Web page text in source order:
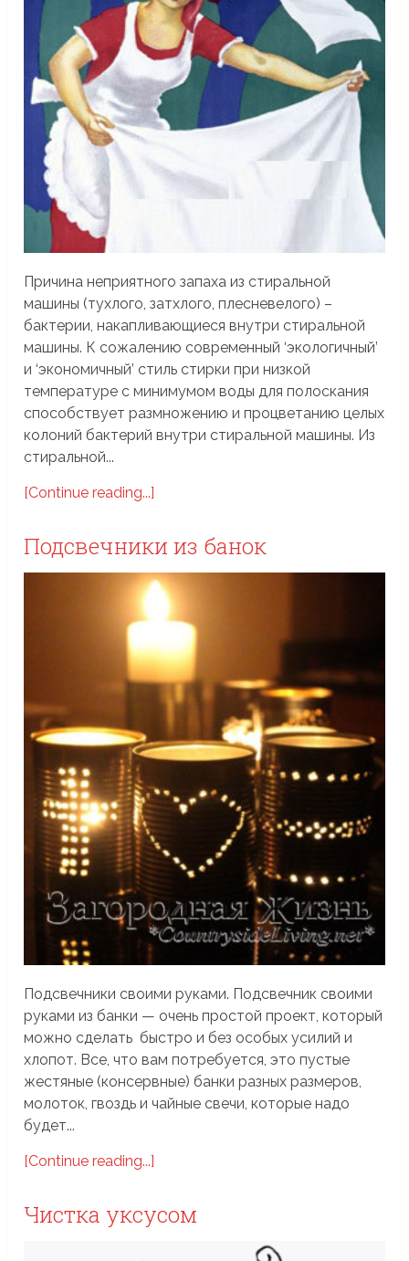
Причина неприятного запаха из стиральной
машины (тухлого, затхлого, плесневелого) –
бактерии, накапливающиеся внутри стиральной
машины. К сожалению современный ‘экологичный’
и ‘экономичный’ стиль стирки при низкой
температуре с минимумом воды для полоскания
способствует размножению и процветанию целых
колоний бактерий внутри стиральной машины. Из
стиральной...
[Continue reading...]
Подсвечники из банок
Подсвечники своими руками. Подсвечник своими
руками из банки — очень простой проект, который
можно сделать быстро и без особых усилий и
хлопот. Все, что вам потребуется, это пустые
жестяные (консервные) банки разных размеров,
молоток, гвоздь и чайные свечи, которые надо
будет...
[Continue reading...]
Чистка уксусом